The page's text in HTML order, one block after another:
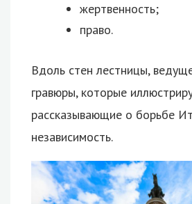
жертвенность;
право.
Вдоль стен лестницы,
гравюры, которые
рассказывающие о борьбе
независимость.